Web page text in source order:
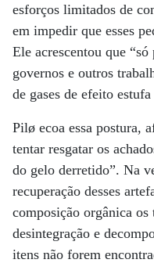
esforços limitados de
em impedir que esses
Ele acrescentou que
governos e outros
de gases de efeito
Pilø ecoa essa postura,
tentar resgatar os
do gelo derretido”. Na
recuperação desses
composição orgânica
desintegração e
itens não forem